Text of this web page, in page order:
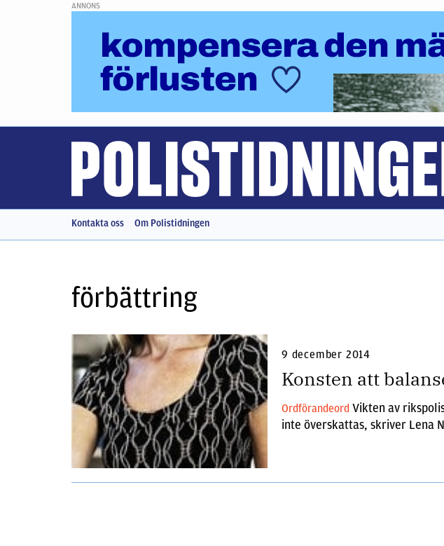
ANNONS
Kontakta oss Om Polistidningen
förbättring
9 december 2014
Konsten att
Ordförandeord Vikten av
inte överskattas, skriver Lena